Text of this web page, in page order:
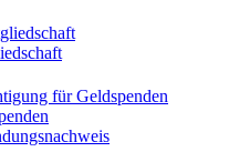
für Geldspenden